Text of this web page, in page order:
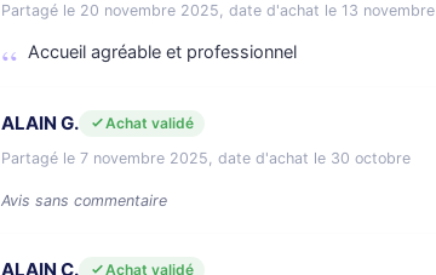
Partagé le 20 novembre 2025, date d'achat le 13 novembre
Accueil agréable et professionnel
ALAIN G.
Achat validé
Partagé le 7 novembre 2025, date d'achat le 30 octobre
Avis sans commentaire
ALAIN C.
Achat validé